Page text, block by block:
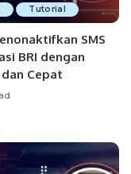
Tutorial
SMS
BRI dengan
Cepat